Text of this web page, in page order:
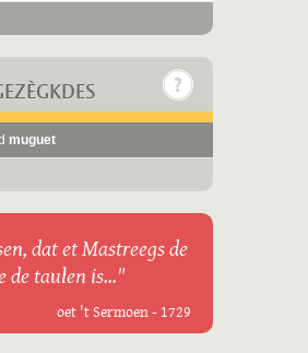
muguet
dat et Mastreegs de
de taulen is..."
oet 't Sermoen - 1729